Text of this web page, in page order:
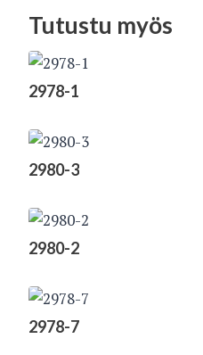
Tutustu myös
2978-1
2980-3
2980-2
2978-7